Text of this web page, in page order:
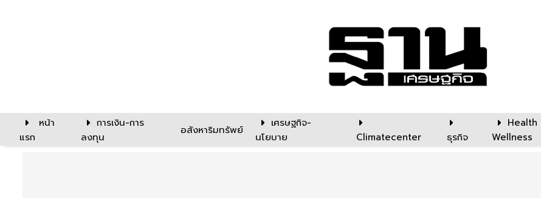
หน้า
แรก
การเงิน-การ
ลงทุน
อสังหาริมทรัพย์
เศรษฐกิจ-
นโยบาย
Climatecenter ธุรกิจ
Health
Wellness